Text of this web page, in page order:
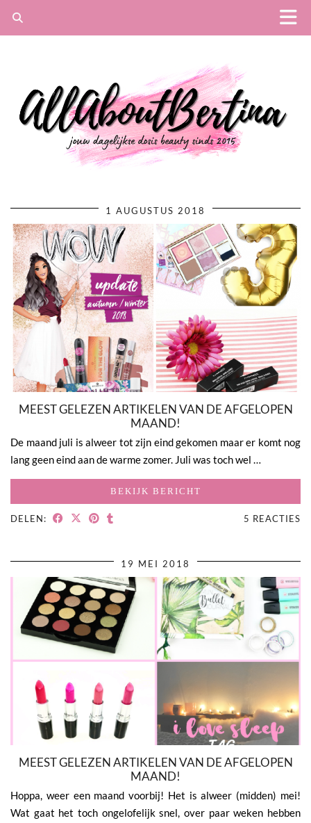
1 AUGUSTUS 2018
MEEST GELEZEN ARTIKELEN VAN DE AFGELOPEN
MAAND!
De maand juli is alweer tot zijn eind gekomen maar er komt nog
lang geen eind aan de warme zomer. Juli was toch wel …
BEKIJK BERICHT
DELEN: 5 REACTIES
19 MEI 2018
MEEST GELEZEN ARTIKELEN VAN DE AFGELOPEN
MAAND!
Hoppa, weer een maand voorbij! Het is alweer (midden) mei!
Wat gaat het toch ongelofelijk snel, over paar weken hebben